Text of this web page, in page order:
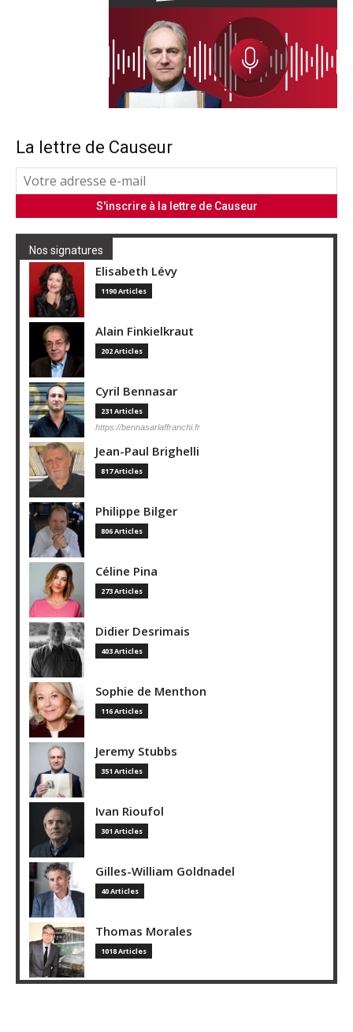
La lettre de Causeur
Nos signatures
Elisabeth Lévy
1190 Articles
Alain Finkielkraut
202 Articles
Cyril Bennasar
231 Articles
https://bennasarlaffranchi.fr
Jean-Paul Brighelli
817 Articles
Philippe Bilger
806 Articles
Céline Pina
273 Articles
Didier Desrimais
403 Articles
Sophie de Menthon
116 Articles
Jeremy Stubbs
351 Articles
Ivan Rioufol
301 Articles
Gilles-William Goldnadel
40 Articles
Thomas Morales
1018 Articles